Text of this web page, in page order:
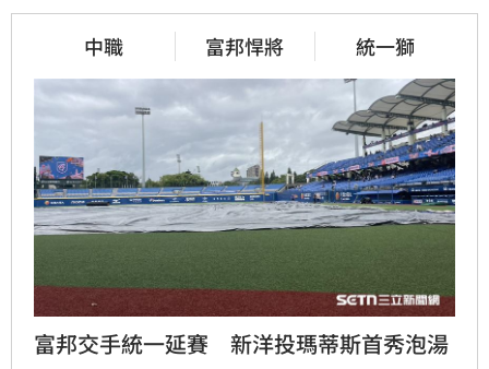
中職 富邦悍將 統一獅
富邦交手統一延賽　新洋投瑪蒂斯首秀泡湯